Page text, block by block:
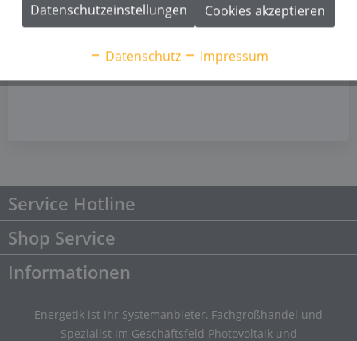
Service Hotline
Shop Service
Informationen
Energetik ist Ihr Systemanbieter, Fachgroßhandel und
Spezialist im Geschäftsfeld Photovoltaik und
Datenschutzeinstellungen
Cookies akzeptieren
Datenschutz Impressum